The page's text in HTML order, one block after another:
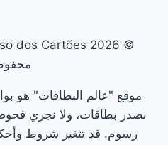
موقع "عالم البطاقات" هو
نصدر بطاقات، ولا نجري
رسوم. قد تتغير شروط